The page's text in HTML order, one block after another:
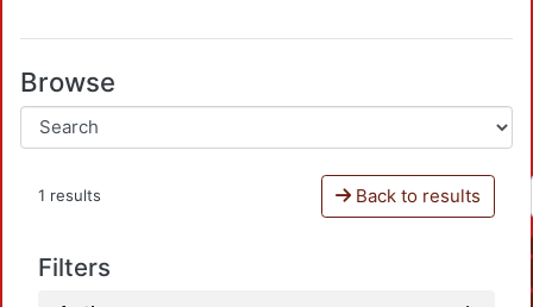
Browse
1 results Back to results
Filters